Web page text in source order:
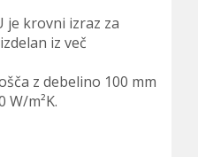
je krovni izraz za
iz več
z debelino 100 mm
W/m²K.